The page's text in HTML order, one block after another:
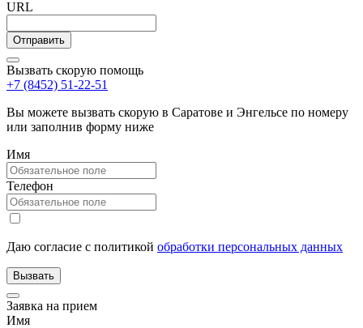
URL
Вызвать скорую помощь
+7 (8452) 51-22-51
Вы можете вызвать скорую в Саратове и Энгельсе по номеру
или заполнив форму ниже
Имя
Телефон
Даю согласие с политикой обработки персональных данных
Заявка на прием
Имя